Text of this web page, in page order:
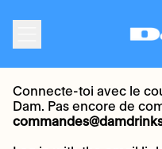
Connecte-toi avec le
Dam. Pas encore de